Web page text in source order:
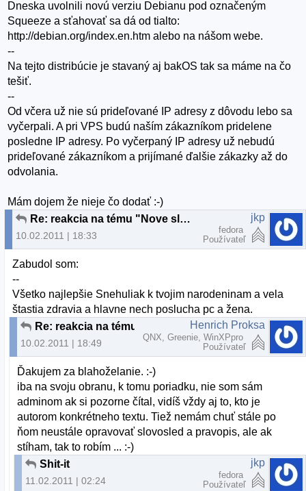
Dneska uvolnili novú verziu Debianu pod označeným
Squeeze a sťahovať sa dá od tialto:
http://debian.org/index.en.htm alebo na nášom webe.
--
Na tejto distribúcie je stavaný aj bakOS tak sa máme na čo
tešiť.
--
Od včera už nie sú prideľované IP adresy z dôvodu lebo sa
vyčerpali. A pri VPS budú naším zákazníkom pridelene
posledne IP adresy. Po vyčerpaný IP adresy už nebudú
prideľované zákazníkom a prijímané ďalšie zákazky až do
odvolania.
Mám dojem že nieje čo dodať :-)
Re: reakcia na tému "Nove slovenske linuxove distro"
10.02.2011 | 18:33
jkp
fedora
Používateľ
Zabudol som:
--
Všetko najlepšie Snehuliak k tvojim narodeninam a vela
štastia zdravia a hlavne nech poslucha pc a žena.
Re: reakcia na tému "Nove slovenske linuxove distro"
10.02.2011 | 18:49
Henrich Proksa
QNX, Greenie, WinXPpro
Používateľ
Ďakujem za blahoželanie. :-)
iba na svoju obranu, k tomu poriadku, nie som sám
adminom ak si pozorne čítal, vidíš vždy aj to, kto je
autorom konkrétneho textu. Tiež nemám chuť stále po
ňom neustále opravovať slovosled a pravopis, ale ak
stíham, tak to robím ... :-)
Shit-it
11.02.2011 | 02:24
jkp
fedora
Používateľ